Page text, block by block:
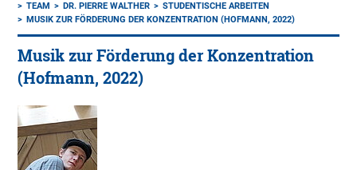
TEAM
DR. PIERRE WALTHER
STUDENTISCHE ARBEITEN
MUSIK ZUR FÖRDERUNG DER KONZENTRATION (HOFMANN, 2022)
Musik zur Förderung der Konzentration
(Hofmann, 2022)